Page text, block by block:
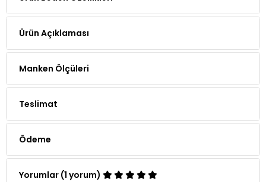
Ürün Açıklaması
Manken Ölçüleri
Teslimat
Ödeme
Yorumlar (1 yorum)